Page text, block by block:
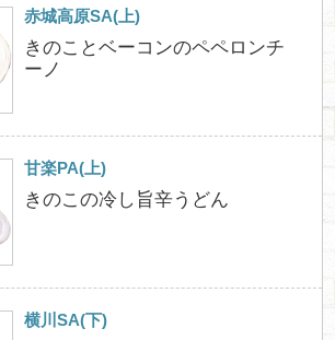
赤城高原SA(上)
きのことベーコンのペペロンチ
ーノ
甘楽PA(上)
きのこの冷し旨辛うどん
横川SA(下)